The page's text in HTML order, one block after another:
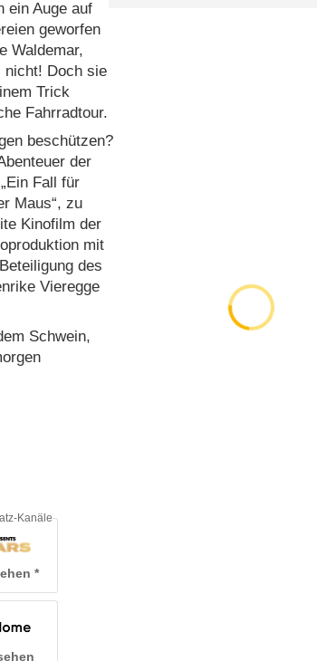
ein Auge auf
geworfen
Waldemar,
nicht! Doch sie
Trick
Fahrradtour.
beschützen?
der
Fall für
Maus“, zu
Kinofilm der
mit
des
Vieregge
Schwein,
Kanäle